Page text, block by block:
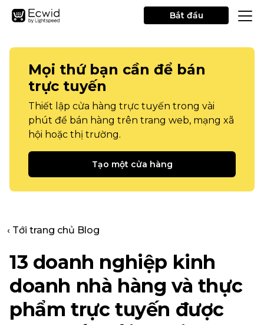
Bắt đầu
Mọi thứ bạn cần để bán
trực tuyến
Thiết lập cửa hàng trực tuyến trong vài
phút để bán hàng trên trang web, mạng xã
hội hoặc thị trường.
Tạo một cửa hàng
‹ Tới trang chủ Blog
13 doanh nghiệp kinh
doanh nhà hàng và thực
phẩm trực tuyến được